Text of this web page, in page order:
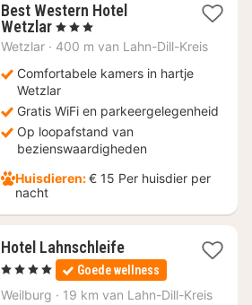
Best Western Hotel
Wetzlar1
nacht
€
86,20
, 3 Sterren
Wetzlar · 400 m van Lahn-Dill-Kreis
Comfortabele kamers in hartje
Wetzlar
Gratis WiFi en parkeergelegenheid
Op loopafstand van
bezienswaardigheden
Huisdieren:€ 15 Per huisdier per
nacht
Hotel Lahnschleife1
nacht
vanaf
€
, 4 Sterren Goede wellness
Weilburg · 19 km van Lahn-Dill-Kreis